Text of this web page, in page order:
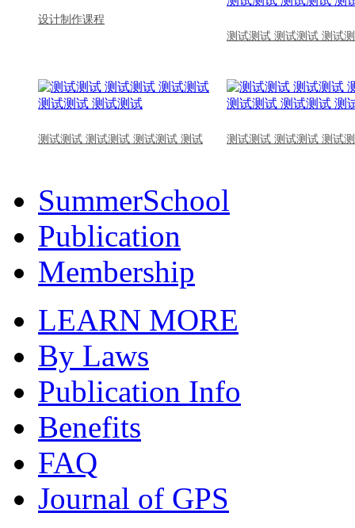
设计制作课程
测试测试 测试测试 测试
测试测试 测试测试 测试测试 测试 测试测试 测试测试 测试
SummerSchool
Publication
Membership
LEARN MORE
By Laws
Publication Info
Benefits
FAQ
Journal of GPS